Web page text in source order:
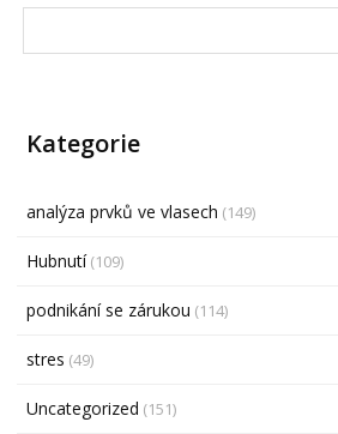
Kategorie
analýza prvků ve vlasech (149)
Hubnutí(109)
podnikání se zárukou (114)
stres (49)
Uncategorized (151)